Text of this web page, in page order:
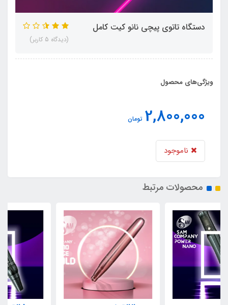
دستگاه تاتوی پیچی نانو کیت کامل
(دیدگاه 5 کاربر)
ویژگی‌های محصول
2,800,000 تومان
ناموجود
محصولات مرتبط